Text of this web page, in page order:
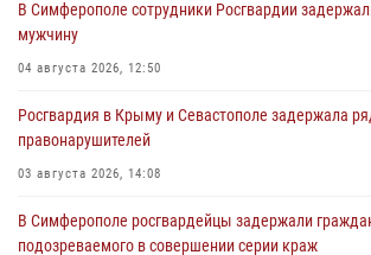
В Симферополе сотрудники Росгвардии
мужчину
04 августа 2026, 12:50
Росгвардия в Крыму и Севастополе задержала
правонарушителей
03 августа 2026, 14:08
В Симферополе росгвардейцы задержали
подозреваемого в совершении серии краж